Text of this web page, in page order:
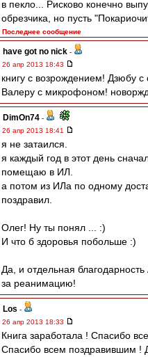
в пекло... Рисково конечно
обрезчика, но пусть
Последнее сообщение
have got no nick -
26 апр 2013 18:43
книгу с возрождением! Дзюбу
Валеру с микрофоном!
DimOn74 -
26 апр 2013 18:41
я не затаился.
я каждый год в этот день
помещаю в ИЛ.
а потом из ИЛа по одному
поздравил.
Олег! Ну ты понял ... :)
И что б здоровья побольше :)
Да, и отдельная
за реанимацию!
Los -
26 апр 2013 18:33
Книга заработала ! Спасибо
Спасибо всем поздравившим !